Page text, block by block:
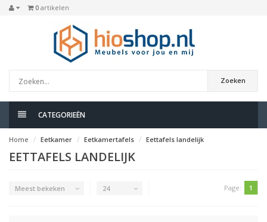
0 artikelen
Zoeken
CATEGORIEËN
Home Eetkamer Eetkamertafels Eettafels landelijk
EETTAFELS LANDELIJK
Meest bekeken 24 Page: 1